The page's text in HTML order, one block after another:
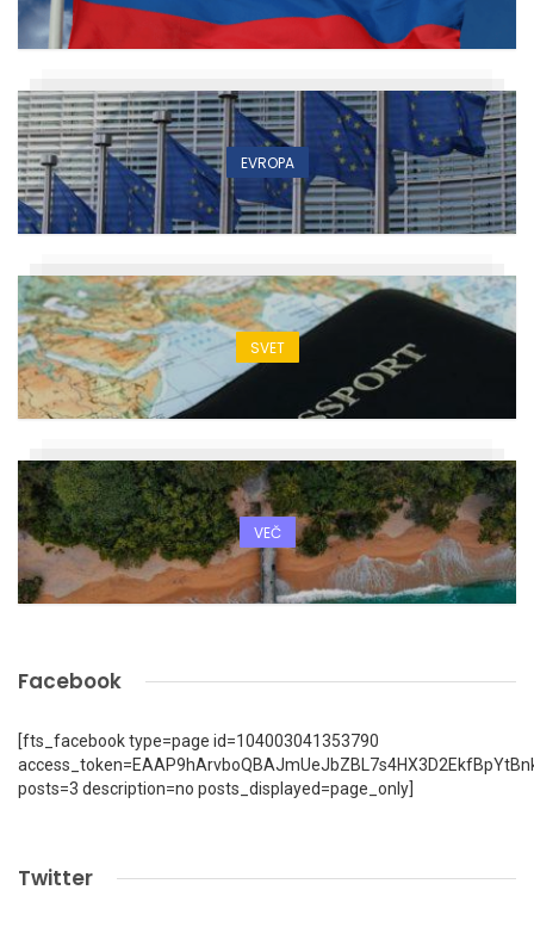
EVROPA
SVET
VEČ
Facebook
[fts_facebook type=page id=104003041353790
posts=3 description=no posts_displayed=page_only]
Twitter